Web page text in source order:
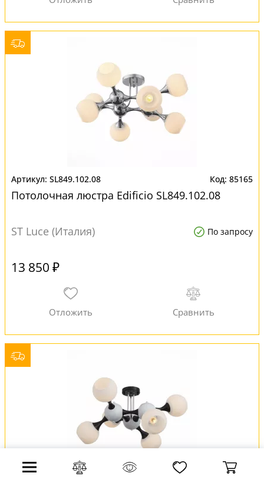
SL849.102.08 85165
Потолочная люстра Edificio SL849.102.08
ST Luce (Италия) По запросу
13 850 ₽